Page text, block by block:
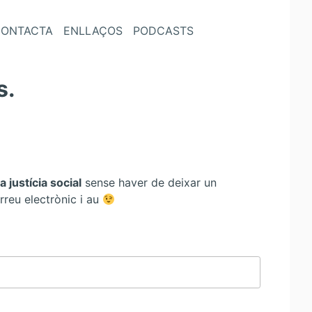
ENLLAÇOS PODCASTS
justícia social sense haver de deixar un
electrònic i au